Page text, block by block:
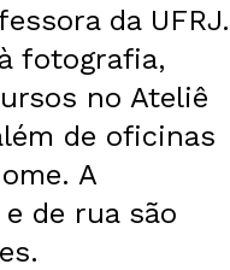
da UFRJ.
fotografia,
no Ateliê
de oficinas
A
de rua são